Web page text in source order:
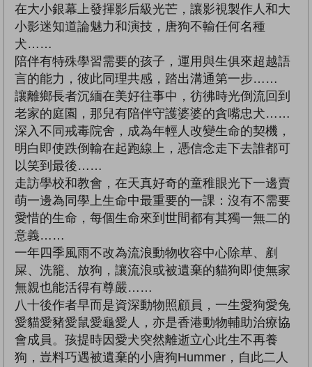
在大小銀幕上發揮影后級光芒，讓影視製作人和大
小影迷知道論魅力和演技，唐狗不輸任何名種
犬……
陪伴有特殊學習需要的孩子，運用與生俱來超越語
言的能力，彼此同理共感，踏出溝通第一步……
讓離鄉長者沉緬在美好往事中，彷彿時光倒流回到
老家的庭園，那兒有陪伴守護婆婆的貪嘴忠犬……
深入不同戒毒院舍，成為年輕人改變生命的契機，
明白即使跌倒輸在起跑線上，憑信念走下去誰都可
以笑到最後……
走訪學校和教會，在天真好奇的童稚眼光下一邊賣
萌一邊為同學上生命中最重要的一課：沒有不需要
愛惜的生命，每個生命來到世間都有其獨一無二的
意義……
一年四季風雨不改為流浪動物收容中心除草、剷
屎、洗籠、放狗，讓流浪或被遺棄的貓狗即使無家
無親也能活得有尊嚴……
八十後作者早而是資深動物照顧員，一生愛狗愛兔
愛貓愛豬愛鼠愛龜愛人，亦是香港動物輔助治療協
會成員。孩提時因愛犬突然離逝立心此生不再養
狗，豈料巧遇被遺棄的小唐狗Hummer，自此二人